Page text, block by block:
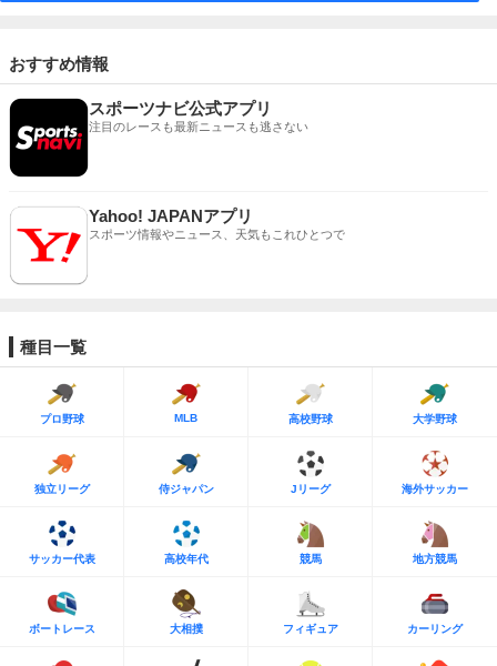
おすすめ情報
スポーツナビ公式アプリ
注目のレースも最新ニュースも逃さない
Yahoo! JAPANアプリ
スポーツ情報やニュース、天気もこれひとつで
種目一覧
プロ野球 MLB 高校野球 大学野球
独立リーグ 侍ジャパン Jリーグ 海外サッカー
サッカー代表 高校年代 競馬 地方競馬
ボートレース 大相撲 フィギュア カーリング